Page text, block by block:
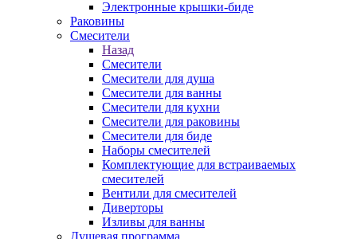
Электронные крышки-биде
Раковины
Смесители
Назад
Смесители
Смесители для душа
Смесители для ванны
Смесители для кухни
Смесители для раковины
Смесители для биде
Наборы смесителей
Комплектующие для встраиваемых
смесителей
Вентили для смесителей
Диверторы
Изливы для ванны
Душевая программа